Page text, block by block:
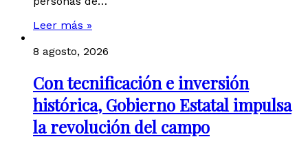
Leer más »
8 agosto, 2026
Con tecnificación e inversión
histórica, Gobierno Estatal impulsa
la revolución del campo